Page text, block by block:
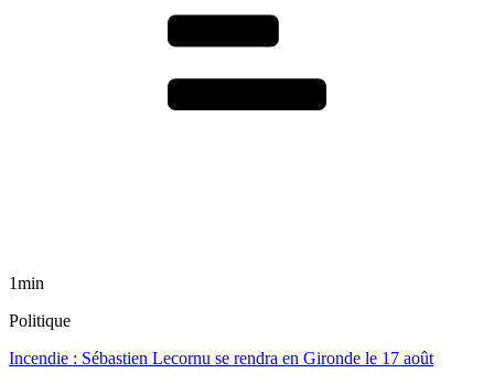
1min
Politique
Incendie : Sébastien Lecornu se rendra en Gironde le 17 août